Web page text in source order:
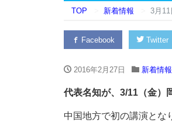
TOP 新着情報 3月11
Facebook Twitter
2016年2月27日 新着情報
代表名知が、3/11（金）
中国地方で初の講演とな